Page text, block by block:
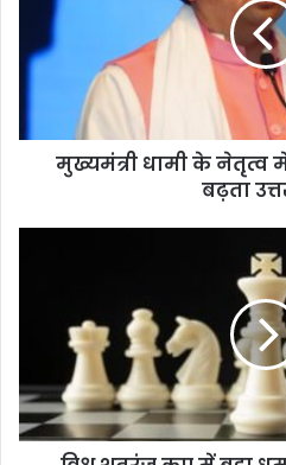
स्वास्थ्य
ओर
मुख्यमंत्री धामी के नेतृत्व
बढ़ता
दिप्तायन
घोष
ने